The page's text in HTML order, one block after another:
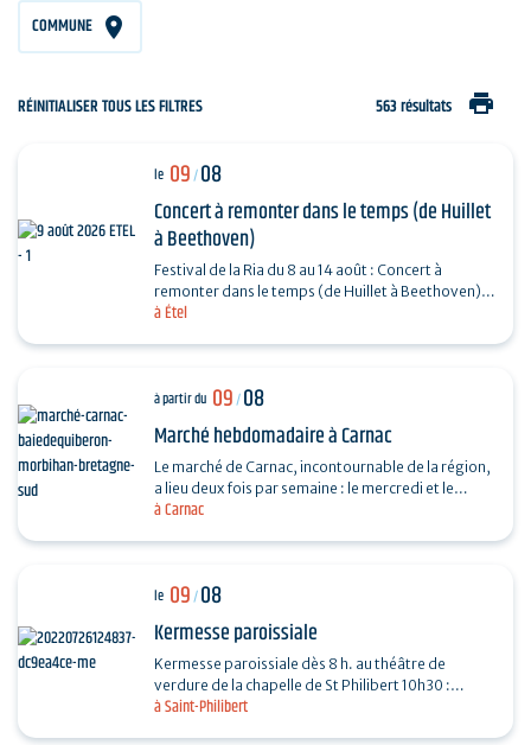
COMMUNE
RÉINITIALISER TOUS LES FILTRES 563 résultats print
à Étel
le 09/08
Concert à remonter dans le temps (de Huillet
à Beethoven)
Festival de la Ria du 8 au 14 août : Concert à
remonter dans le temps (de Huillet à Beethoven)
Réservation : www.amicorde.org
à Carnac
à partir du 09/08
Marché hebdomadaire à Carnac
Le marché de Carnac, incontournable de la région,
a lieu deux fois par semaine : le mercredi et le
dimanche, de 7h30 à13h, au parking de Saint-
à Saint-Philibert
le 09/08
Kermesse paroissiale
Kermesse paroissiale dès 8 h. au théâtre de
verdure de la chapelle de St Philibert 10h30 :
messe en plein air